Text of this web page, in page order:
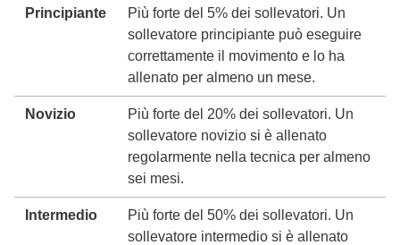
Principiante
Più forte del 5% dei sollevatori. Un
sollevatore principiante può eseguire
correttamente il movimento e lo ha
allenato per almeno un mese.
Novizio
Più forte del 20% dei sollevatori. Un
sollevatore novizio si è allenato
regolarmente nella tecnica per almeno
sei mesi.
Intermedio
Più forte del 50% dei sollevatori. Un
sollevatore intermedio si è allenato